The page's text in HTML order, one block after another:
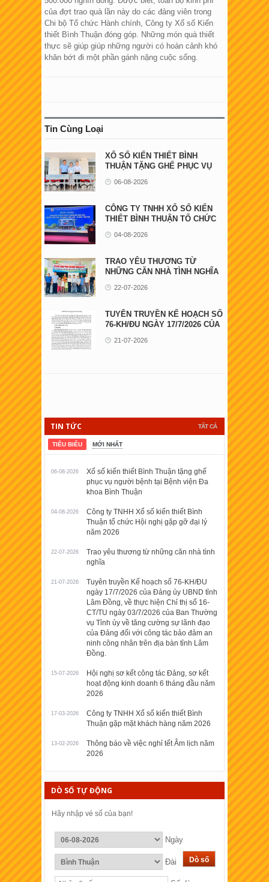
của đợt trao quà lần này do các đảng viên trong
Chi bộ Tổ chức Hành chính, Công ty Xổ số Kiến
thiết Bình Thuận đóng góp. Những món quà thiết
thực sẽ giúp giúp những người có hoàn cảnh khó
khăn bớt đi một phần gánh nặng cuộc sống.
Tin Cùng Loại
XỔ SỐ KIẾN THIẾT BÌNH
THUẬN TẶNG GHẾ PHỤC VỤ
06-08-2026
CÔNG TY TNHH XỔ SỐ KIẾN
THIẾT BÌNH THUẬN TỔ CHỨC
04-08-2026
TRAO YÊU THƯƠNG TỪ
NHỮNG CĂN NHÀ TÌNH NGHĨA
22-07-2026
TUYÊN TRUYỀN KẾ HOẠCH SỐ
76-KH/ĐU NGÀY 17/7/2026 CỦA
21-07-2026
TẤT CẢ
TIN TỨC
TIÊU BIỂU MỚI NHẤT
06-08-2026
Xổ số kiến thiết Bình Thuận tặng ghế
phục vụ người bệnh tại Bệnh viện Đa
khoa Bình Thuận
04-08-2026
Công ty TNHH Xổ số kiến thiết Bình
Thuận tổ chức Hội nghị gặp gỡ đại lý
năm 2026
22-07-2026
Trao yêu thương từ những căn nhà tình
nghĩa
21-07-2026
Tuyên truyền Kế hoạch số 76-KH/ĐU
ngày 17/7/2026 của Đảng ủy UBND tỉnh
Lâm Đồng, về thực hiện Chỉ thị số 16-
CT/TU ngày 03/7/2026 của Ban Thường
vụ Tỉnh ủy về tăng cường sự lãnh đạo
của Đảng đối với công tác bảo đảm an
ninh công nhân trên địa bàn tỉnh Lâm
Đồng.
15-07-2026
Hội nghị sơ kết công tác Đảng, sơ kết
hoạt động kinh doanh 6 tháng đầu năm
2026
17-03-2026
Công ty TNHH Xổ số kiến thiết Bình
Thuận gặp mặt khách hàng năm 2026
13-02-2026
Thông báo về việc nghỉ tết Âm lịch năm
2026
DÒ SỐ TỰ ĐỘNG
Hãy nhập vé số của bạn!
Ngày
Đài